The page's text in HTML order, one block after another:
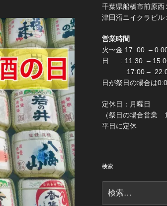
千葉県船橋市
津田沼ニイクラビル
営業時間
火〜金:17 :00 –
日 : 11:30 –
17:00 –
日が祭日の場合は
定休
（祭日の場合営業
平日に定休
検索
索: